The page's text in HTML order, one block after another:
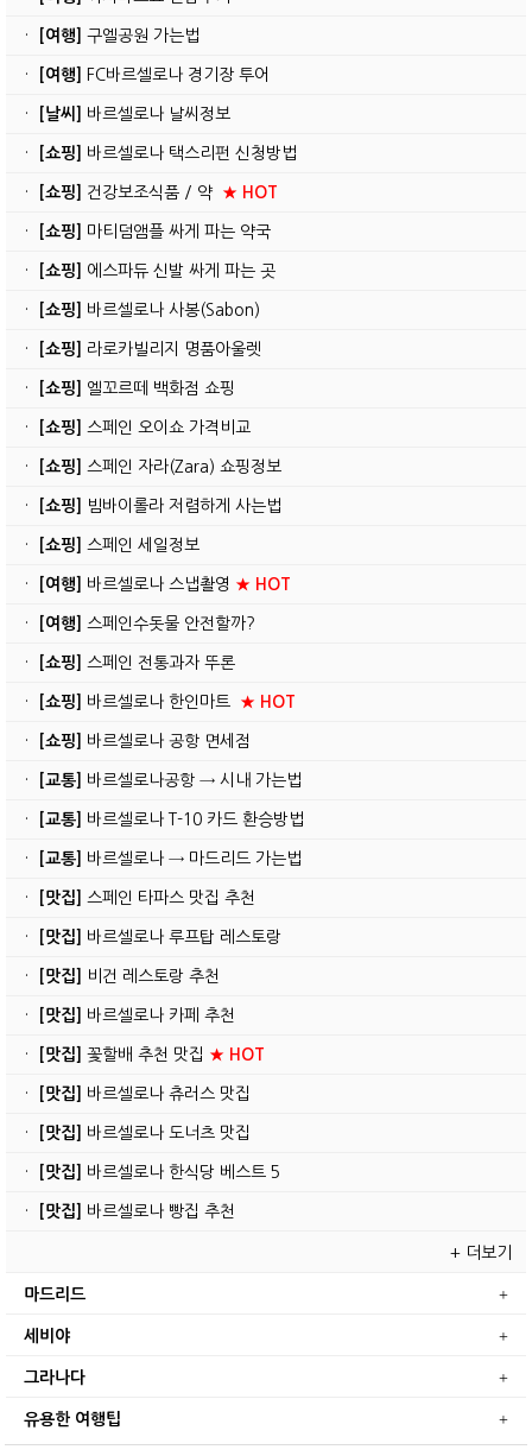
· [여행] 구엘공원 가는법
· [여행] FC바르셀로나 경기장 투어
· [날씨] 바르셀로나 날씨정보
· [쇼핑] 바르셀로나 택스리펀 신청방법
· [쇼핑] 건강보조식품 / 약 ★ HOT
· [쇼핑] 마티덤앰플 싸게 파는 약국
· [쇼핑] 에스파듀 신발 싸게 파는 곳
· [쇼핑] 바르셀로나 사봉(Sabon)
· [쇼핑] 라로카빌리지 명품아울렛
· [쇼핑] 엘꼬르떼 백화점 쇼핑
· [쇼핑] 스페인 오이쇼 가격비교
· [쇼핑] 스페인 자라(Zara) 쇼핑정보
· [쇼핑] 빔바이롤라 저렴하게 사는법
· [쇼핑] 스페인 세일정보
· [여행] 바르셀로나 스냅촬영 ★ HOT
· [여행] 스페인수돗물 안전할까?
· [쇼핑] 스페인 전통과자 뚜론
· [쇼핑] 바르셀로나 한인마트 ★ HOT
· [쇼핑] 바르셀로나 공항 면세점
· [교통] 바르셀로나공항 → 시내 가는법
· [교통] 바르셀로나 T-10 카드 환승방법
· [교통] 바르셀로나 → 마드리드 가는법
· [맛집] 스페인 타파스 맛집 추천
· [맛집] 바르셀로나 루프탑 레스토랑
· [맛집] 비건 레스토랑 추천
· [맛집] 바르셀로나 카페 추천
· [맛집] 꽃할배 추천 맛집 ★ HOT
· [맛집] 바르셀로나 츄러스 맛집
· [맛집] 바르셀로나 도너츠 맛집
· [맛집] 바르셀로나 한식당 베스트 5
· [맛집] 바르셀로나 빵집 추천
+ 더보기
마드리드
세비야
그라나다
유용한 여행팁